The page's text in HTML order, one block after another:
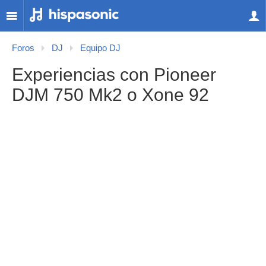
Foros DJ Equipo DJ
Experiencias con Pioneer
DJM 750 Mk2 o Xone 92